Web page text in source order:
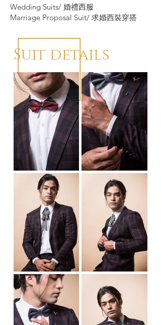
Wedding Suits/ 婚禮西服
Marriage Proposal Suit/ 求婚西裝穿搭
Suit details